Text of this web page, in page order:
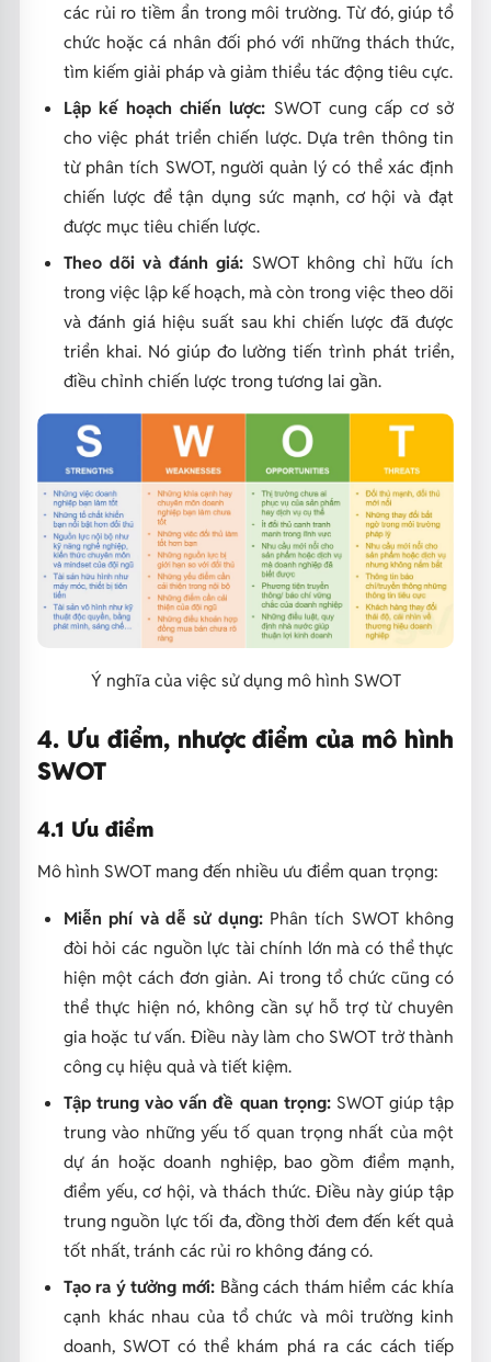
các rủi ro tiềm ẩn trong môi trường. Từ đó, giúp tổ
chức hoặc cá nhân đối phó với những thách thức,
tìm kiếm giải pháp và giảm thiểu tác động tiêu cực.
Lập kế hoạch chiến lược: SWOT cung cấp cơ sở
cho việc phát triển chiến lược. Dựa trên thông tin
từ phân tích SWOT, người quản lý có thể xác định
chiến lược để tận dụng sức mạnh, cơ hội và đạt
được mục tiêu chiến lược.
Theo dõi và đánh giá: SWOT không chỉ hữu ích
trong việc lập kế hoạch, mà còn trong việc theo dõi
và đánh giá hiệu suất sau khi chiến lược đã được
triển khai. Nó giúp đo lường tiến trình phát triển,
điều chỉnh chiến lược trong tương lai gần.
Ý nghĩa của việc sử dụng mô hình SWOT
4. Ưu điểm, nhược điểm của mô hình
SWOT
4.1 Ưu điểm
Mô hình SWOT mang đến nhiều ưu điểm quan trọng:
Miễn phí và dễ sử dụng:Phân tích SWOT không
đòi hỏi các nguồn lực tài chính lớn mà có thể thực
hiện một cách đơn giản. Ai trong tổ chức cũng có
thể thực hiện nó, không cần sự hỗ trợ từ chuyên
gia hoặc tư vấn. Điều này làm cho SWOT trở thành
công cụ hiệu quả và tiết kiệm.
Tập trung vào vấn đề quan trọng:SWOT giúp tập
trung vào những yếu tố quan trọng nhất của một
dự án hoặc doanh nghiệp, bao gồm điểm mạnh,
điểm yếu, cơ hội, và thách thức. Điều này giúp tập
trung nguồn lực tối đa, đồng thời đem đến kết quả
tốt nhất, tránh các rủi ro không đáng có.
Tạo ra ý tưởng mới: Bằng cách thám hiểm các khía
cạnh khác nhau của tổ chức và môi trường kinh
doanh, SWOT có thể khám phá ra các cách tiếp